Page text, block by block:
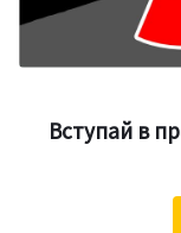
Вступай в